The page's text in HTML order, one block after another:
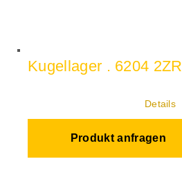
Kugellager . 6204 2ZR
Details
Produkt anfragen